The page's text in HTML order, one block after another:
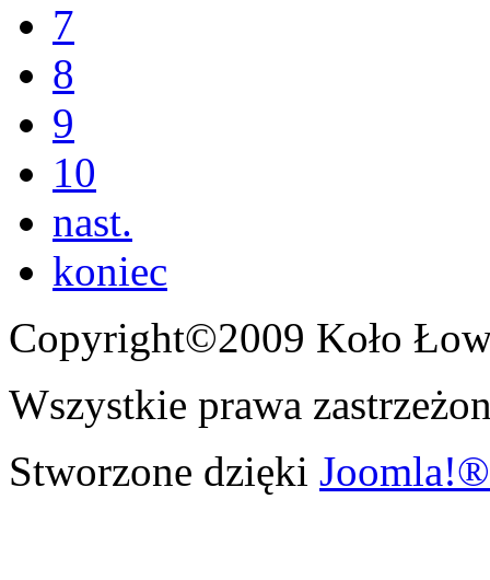
7
8
9
10
nast.
koniec
Copyright©2009 Koło
Wszystkie prawa
Stworzone dzięki Joomla!®